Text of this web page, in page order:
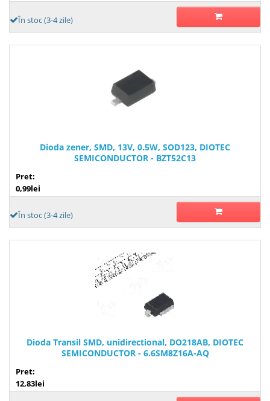
În stoc (3-4 zile)
Dioda zener, SMD, 13V, 0.5W, SOD123, DIOTEC
SEMICONDUCTOR - BZT52C13
Pret:
0,99lei
În stoc (3-4 zile)
Dioda Transil SMD, unidirectional, DO218AB, DIOTEC
SEMICONDUCTOR - 6.6SM8Z16A-AQ
Pret:
12,83lei